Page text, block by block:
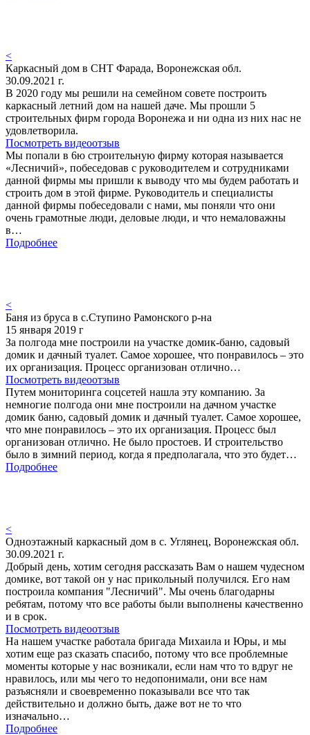
<
Каркасный дом в СНТ Фарада, Воронежская обл.
30.09.2021 г.
В 2020 году мы решили на семейном совете построить
каркасный летний дом на нашей даче. Мы прошли 5
строительных фирм города Воронежа и ни одна из них нас не
удовлетворила.
Посмотреть видеоотзыв
Мы попали в 6ю строительную фирму которая называется
«Лесничий», побеседовав с руководителем и сотрудниками
данной фирмы мы пришли к выводу что мы будем работать и
строить дом в этой фирме. Руководитель и специалисты
данной фирмы побеседовали с нами, мы поняли что они
очень грамотные люди, деловые люди, и что немаловажны
в…
Подробнее
<
Баня из бруса в с.Ступино Рамонского р-на
15 января 2019 г
За полгода мне построили на участке домик-баню, садовый
домик и дачный туалет. Самое хорошее, что понравилось – это
их организация. Процесс организован отлично…
Посмотреть видеоотзыв
Путем мониторинга соцсетей нашла эту компанию. За
немногие полгода они мне построили на дачном участке
домик баню, садовый домик и дачный туалет. Самое хорошее,
что мне понравилось – это их организация. Процесс был
организован отлично. Не было простоев. И строительство
было в зимний период, когда я предполагала, что это будет…
Подробнее
<
Одноэтажный каркасный дом в с. Углянец, Воронежская обл.
30.09.2021 г.
Добрый день, хотим сегодня рассказать Вам о нашем чудесном
домике, вот такой он у нас прикольный получился. Его нам
построила компания "Лесничий". Мы очень благодарны
ребятам, потому что все работы были выполнены качественно
и в срок.
Посмотреть видеоотзыв
На нашем участке работала бригада Михаила и Юры, и мы
хотим еще раз сказать спасибо, потому что все проблемные
моменты которые у нас возникали, если нам что то вдруг не
нравилось, или мы чего то недопонимали, они все нам
разъясняли и своевременно показывали все что так
действительно и должно быть, даже вот не то что
изначально…
Подробнее